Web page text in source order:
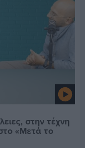
στην τέχνη
«Μετά το